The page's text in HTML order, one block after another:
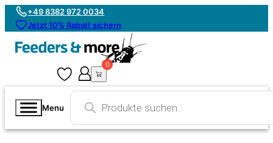
+49 8382 972 0034
Jetzt 10% Rabatt sichern
0
Menu
Products
search